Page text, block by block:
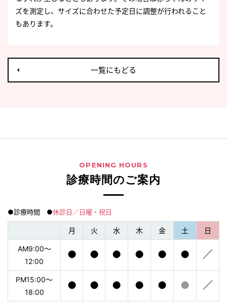
ズを測定し、サイズに合わせた予定日に調整が行われること
もあります。
一覧にもどる
OPENING HOURS
診療時間のご案内
●診療時間 ●休診日／日曜・祝日
月 火 水 木 金 土 日
AM9:00〜
12:00
● ● ● ● ● ● ／
PM15:00〜
18:00
● ● ● ● ● ● ／